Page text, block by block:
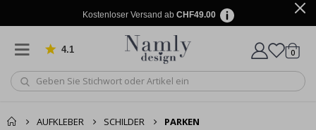
Kostenloser Versand ab CHF49.00
4.1 von 1032 Bewertungen
Wagen
0
AUFKLEBER SCHILDER PARKEN